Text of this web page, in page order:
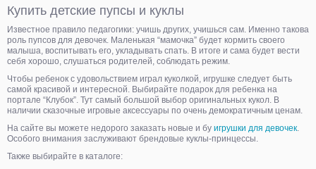
Купить детские пупсы и куклы
Известное правило педагогики: учишь других, учишься сам. Именно такова
роль пупсов для девочек. Маленькая “мамочка” будет кормить своего
малыша, воспитывать его, укладывать спать. В итоге и сама будет вести
себя хорошо, слушаться родителей, соблюдать режим.
Чтобы ребенок с удовольствием играл куколкой, игрушке следует быть
самой красивой и интересной. Выбирайте подарок для ребенка на
портале “Клубок”. Тут самый большой выбор оригинальных кукол. В
наличии сказочные игровые аксессуары по очень демократичным ценам.
На сайте вы можете недорого заказать новые и бу игрушки для девочек.
Особого внимания заслуживают брендовые куклы-принцессы.
Также выбирайте в каталоге: